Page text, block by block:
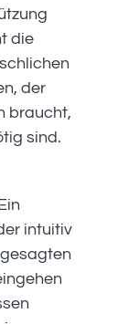
die
der
braucht,
sind.
intuitiv